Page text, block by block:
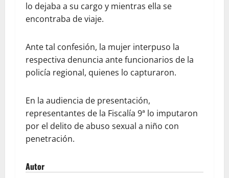
lo dejaba a su cargo y mientras ella se
encontraba de viaje.
Ante tal confesión, la mujer interpuso la
respectiva denuncia ante funcionarios de la
policía regional, quienes lo capturaron.
En la audiencia de presentación,
representantes de la Fiscalía 9ª lo imputaron
por el delito de abuso sexual a niño con
penetración.
Autor